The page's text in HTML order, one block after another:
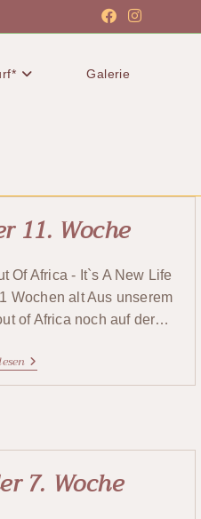
Galerie
11. Woche
Of Africa - It`s A New Life
Wochen alt Aus unserem
of Africa noch auf der…
7. Woche